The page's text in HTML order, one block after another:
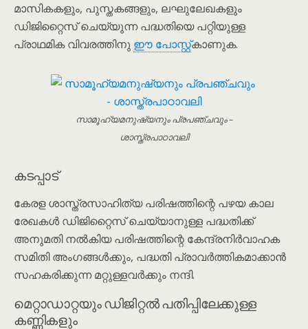
മാസികകളും, പുസ്തകങ്ങളും, ലഘുലേഖകളും
ഡിജിറ്റൈസ് ചെയ്യുന്ന പദ്ധതിയെ പറ്റിയുള്ള
പ്രാഥമിക വിവരത്തിനു ഈ പോസ്റ്റ്കാണുക.
സാമൂഹ്യമനുഷ്യനും പ്രപഞ്ചവും –
ശാസ്ത്രപാഠാവലി
കടപ്പാട്
കേരള ശാസ്ത്രസാഹിത്യ പരിഷത്തിന്റെ പഴയ കാല
രേഖകൾ ഡിജിറ്റൈസ് ചെയ്യാനുള്ള പദ്ധതിക്ക്
അനുമതി നൽകിയ പരിഷത്തിന്റെ കേന്ദ്രനിര്‍വാഹക
സമിതി അംഗങ്ങൾക്കും, പദ്ധതി പ്രാവർത്തികമാക്കാൻ
സഹകരിക്കുന്ന മറ്റുള്ളവർക്കും നന്ദി.
മെറ്റാഡാറ്റയും ഡിജിറ്റൽ പതിപ്പിലേക്കുള്ള
കണ്ണികളും